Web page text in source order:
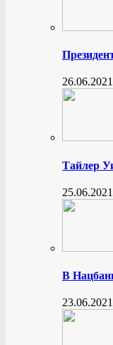
26.06.2021
Тайлер
25.06.2021
В
23.06.2021